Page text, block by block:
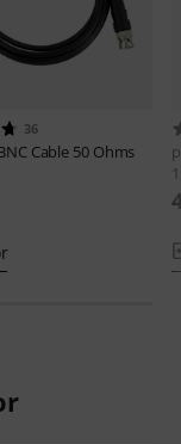
36
Cable 50 Ohms